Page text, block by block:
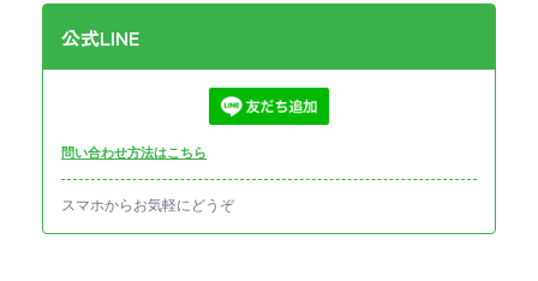
公式LINE
問い合わせ方法はこちら
スマホからお気軽にどうぞ